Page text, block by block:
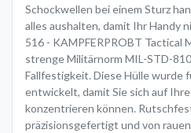
Schockwellen bei einem Sturz
alles aushalten, damit Ihr Handy
516 - KAMPFERPROBT Tactical
strenge Militärnorm MIL-STD-
Fallfestigkeit. Diese Hülle wurde
entwickelt, damit Sie sich auf
konzentrieren können.
präzisionsgefertigt und von